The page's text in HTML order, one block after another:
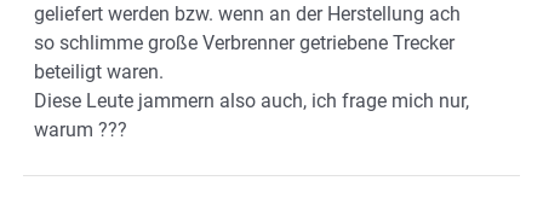
geliefert werden bzw. wenn an der Herstellung ach
so schlimme große Verbrenner getriebene Trecker
beteiligt waren.
Diese Leute jammern also auch, ich frage mich nur,
warum ???